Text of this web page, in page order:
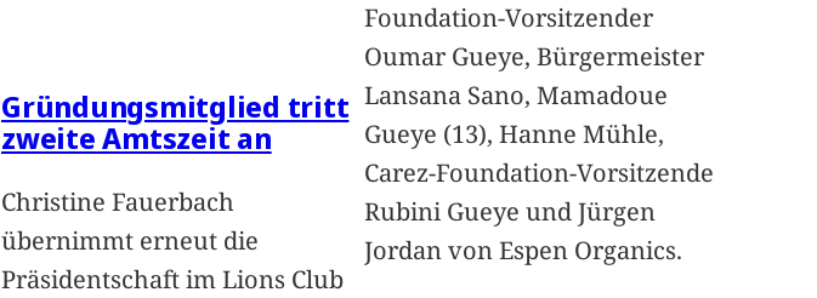
Gründungsmitglied tritt
zweite Amtszeit an
Christine Fauerbach
übernimmt erneut die
Präsidentschaft im Lions Club
Foundation-Vorsitzender
Oumar Gueye, Bürgermeister
Lansana Sano, Mamadoue
Gueye (13), Hanne Mühle,
Carez-Foundation-Vorsitzende
Rubini Gueye und Jürgen
Jordan von Espen Organics.